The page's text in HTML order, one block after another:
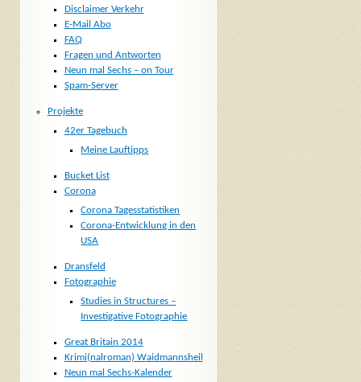
Disclaimer Verkehr
E-Mail Abo
FAQ
Fragen und Antworten
Neun mal Sechs – on Tour
Spam-Server
Projekte
42er Tagebuch
Meine Lauftipps
Bucket List
Corona
Corona Tagesstatistiken
Corona-Entwicklung in den
USA
Dransfeld
Fotographie
Studies in Structures –
Investigative Fotographie
Great Britain 2014
Krimi(nalroman) Waidmannsheil
Neun mal Sechs-Kalender